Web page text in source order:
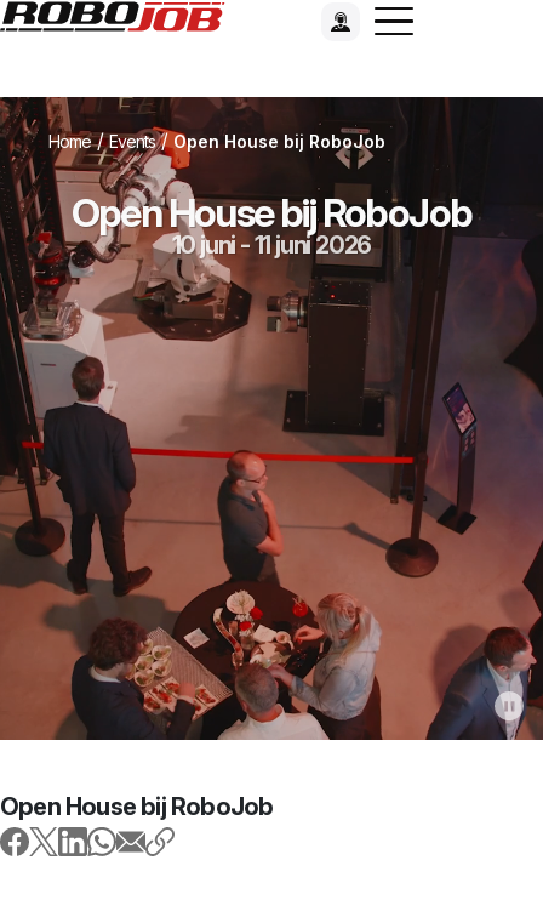
Home/Events/ Open House bij RoboJob
Open House bij RoboJob
10 juni - 11 juni 2026
Open House bij RoboJob